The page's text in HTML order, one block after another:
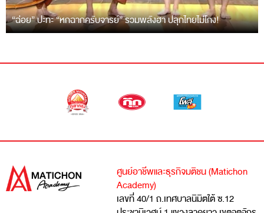
“ฉ่อย” ปะทะ “หกฉากครับจารย์” รวมพลังฮา ปลุกไทยไม่โกง!
ศูนย์อาชีพและธุรกิจมติชน (Matichon
Academy)
เลขที่ 40/1 ถ.เทศบาลนิมิตใต้ ซ.12